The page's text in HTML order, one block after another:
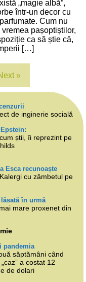
„magie albă”,
într-un decor cu
Cum nu
pașoptiștilor,
ca să știe că,
[…]
»
de inginerie socială
cum știi, îi reprezint pe
Esca recunoaște
cu zâmbetul pe
lăsată în urmă
mare proxenet din
pandemia
săptămâni când
a costat 12
de dolari